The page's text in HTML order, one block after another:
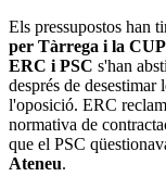
Els pressupostos han
per Tàrrega i la CUP
ERC i PSC s'han
després de desestimar
l'oposició. ERC
normativa de
que el PSC
Ateneu.